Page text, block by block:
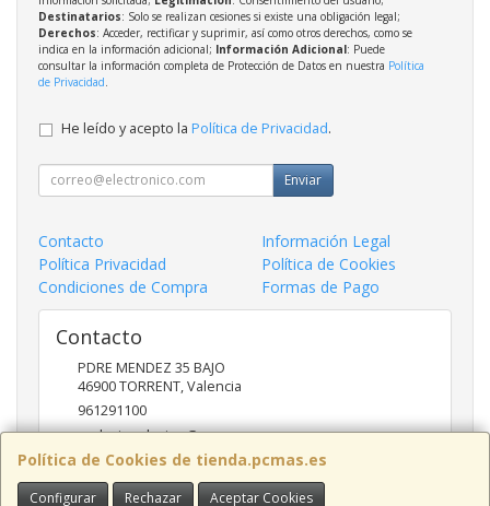
Política de Cookies de tienda.pcmas.es
Configurar Rechazar Aceptar Cookies
Destinatarios: Solo se realizan cesiones si existe una obligación legal;
Derechos: Acceder, rectificar y suprimir, así como otros derechos, como se
indica en la información adicional; Información Adicional: Puede
consultar la información completa de Protección de Datos en nuestra Política
de Privacidad
He leído y acepto la Política de Privacidad.
Enviar
Contacto
Información Legal
Política Privacidad
Política de Cookies
Condiciones de Compra
Formas de Pago
Contacto
PDRE MENDEZ 35 BAJO
46900TORRENT,Valencia
961291100
nadasinsolucion@pcmas.es